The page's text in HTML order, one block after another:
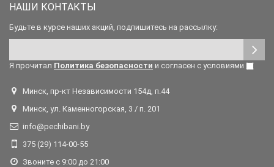
НАШИ КОНТАКТЫ
Будьте в курсе наших акций, подпишитесь на рассылку:
Я прочитал Политика безопасности и согласен с условиями
Минск, пр-кт Независимости 154д, п.44
Минск, ул. Каменногорская, 3 / п. 201
info@pechibani.by
375 (29) 114-00-55
Звоните с 9:00 до 21:00